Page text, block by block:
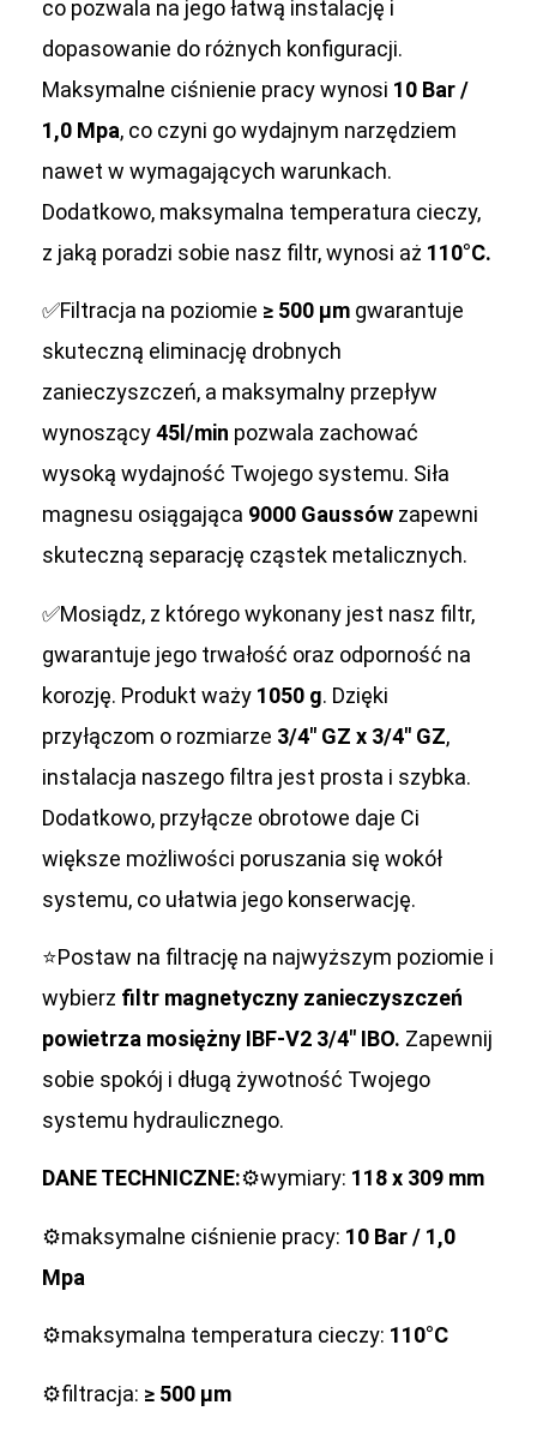
co pozwala na jego łatwą instalację i
dopasowanie do różnych konfiguracji.
Maksymalne ciśnienie pracy wynosi 10 Bar /
1,0 Mpa, co czyni go wydajnym narzędziem
nawet w wymagających warunkach.
Dodatkowo, maksymalna temperatura cieczy,
z jaką poradzi sobie nasz filtr, wynosi aż 110°C.
✅Filtracja na poziomie ≥ 500 μm gwarantuje
skuteczną eliminację drobnych
zanieczyszczeń, a maksymalny przepływ
wynoszący45l/min pozwala zachować
wysoką wydajność Twojego systemu. Siła
magnesu osiągająca 9000 Gaussów zapewni
skuteczną separację cząstek metalicznych.
✅Mosiądz, z którego wykonany jest nasz filtr,
gwarantuje jego trwałość oraz odporność na
korozję. Produkt waży 1050 g. Dzięki
przyłączom o rozmiarze 3/4″ GZ x 3/4″ GZ,
instalacja naszego filtra jest prosta i szybka.
Dodatkowo, przyłącze obrotowe daje Ci
większe możliwości poruszania się wokół
systemu, co ułatwia jego konserwację.
⭐Postaw na filtrację na najwyższym poziomie i
wybierz filtr magnetyczny zanieczyszczeń
powietrza mosiężny IBF-V2 3/4″ IBO. Zapewnij
sobie spokój i długą żywotność Twojego
systemu hydraulicznego.
DANE TECHNICZNE:⚙️wymiary: 118 x 309 mm
⚙️maksymalne ciśnienie pracy: 10 Bar / 1,0
Mpa
⚙️maksymalna temperatura cieczy: 110°C
⚙️filtracja: ≥ 500 μm